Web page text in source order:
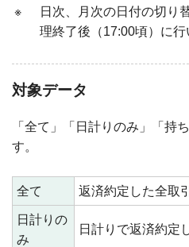
※
日次、月次の日付の切り
理終了後（17:00頃）に行
対象データ
「全て」「日計りのみ」「持
す。
全て 返済約定した全取
日計りの
み
日計りで返済約定